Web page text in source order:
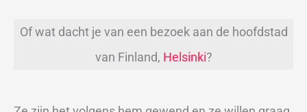
Of wat dacht je van een bezoek aan de hoofdstad
van Finland, Helsinki?